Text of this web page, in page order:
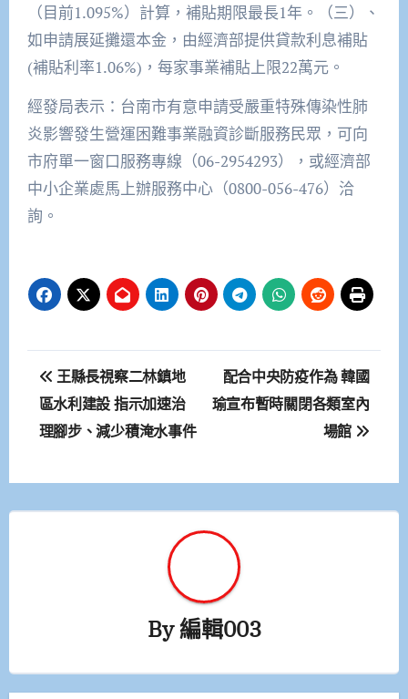
（目前1.095%）計算，補貼期限最長1年。（三）、
如申請展延攤還本金，由經濟部提供貸款利息補貼
(補貼利率1.06%)，每家事業補貼上限22萬元。
經發局表示：台南市有意申請受嚴重特殊傳染性肺
炎影響發生營運困難事業融資診斷服務民眾，可向
市府單一窗口服務專線（06-2954293），或經濟部
中小企業處馬上辦服務中心（0800-056-476）洽
詢。
文
章
導
覽
王縣長視察二林鎮地
區水利建設 指示加速治
理腳步、減少積淹水事件
配合中央防疫作為 韓國
瑜宣布暫時關閉各類室內
場館
By編輯003